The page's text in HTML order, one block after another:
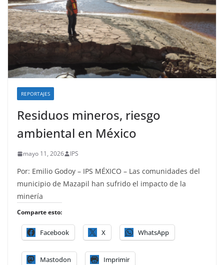
REPORTAJES
Residuos mineros, riesgo
ambiental en México
mayo 11, 2026 IPS
Por: Emilio Godoy – IPS MÉXICO – Las comunidades del
municipio de Mazapil han sufrido el impacto de la
minería
Comparte esto:
Facebook X WhatsApp
Mastodon Imprimir